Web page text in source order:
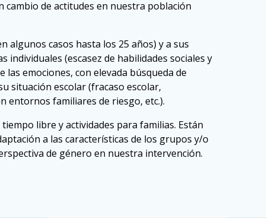
de actitudes en nuestra población
algunos casos hasta los 25 años) y a sus
(escasez de habilidades sociales y
emociones, con elevada búsqueda de
situación escolar (fracaso escolar,
entornos familiares de riesgo, etc.).
libre y actividades para familias. Están
a las características de los grupos y/o
de género en nuestra intervención.